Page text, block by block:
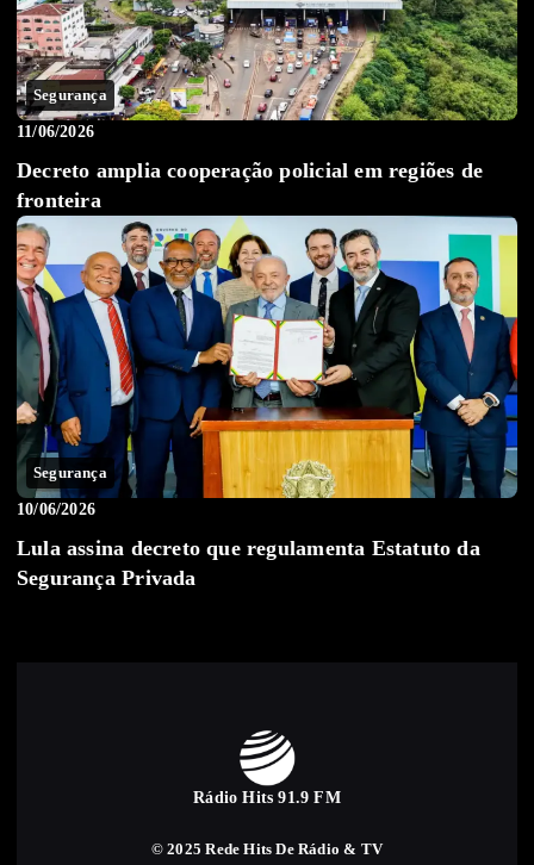
Segurança
11/06/2026
Decreto amplia cooperação policial em regiões de
fronteira
Segurança
10/06/2026
Lula assina decreto que regulamenta Estatuto da
Segurança Privada
Rádio Hits 91.9 FM
© 2025 Rede Hits De Rádio & TV